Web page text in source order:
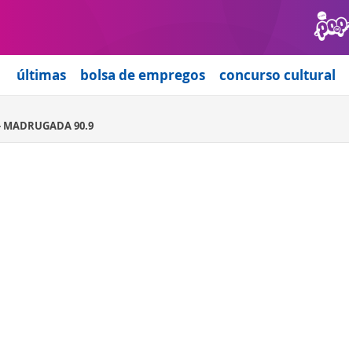
últimas bolsa de empregos concurso cultural
MADRUGADA 90.9